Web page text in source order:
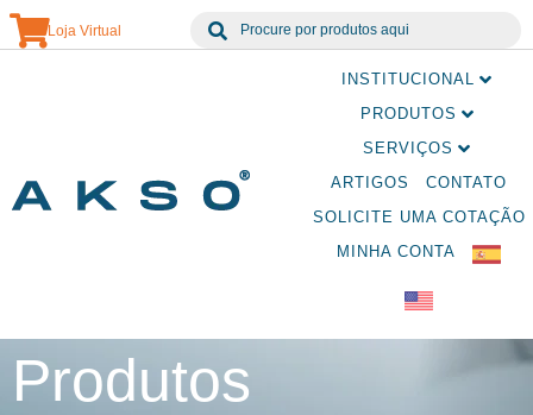
Loja Virtual
INSTITUCIONAL
PRODUTOS
SERVIÇOS
ARTIGOS
CONTATO
SOLICITE UMA COTAÇÃO
MINHA CONTA
Produtos